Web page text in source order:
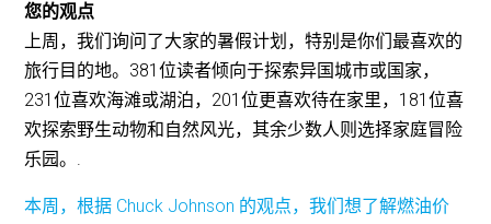
您的观点
上周，我们询问了大家的暑假计划，特别是你们最喜欢的
旅行目的地。381位读者倾向于探索异国城市或国家，
231位喜欢海滩或湖泊，201位更喜欢待在家里，181位喜
欢探索野生动物和自然风光，其余少数人则选择家庭冒险
乐园。.
本周，根据 Chuck Johnson 的观点，我们想了解燃油价